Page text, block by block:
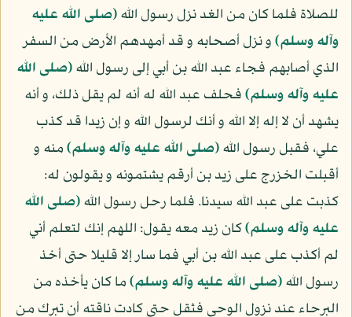
للصلاة فلما كان من الغد نزل رسول الله(صلى الله عليه
وآله وسلم)و نزل أصحابه و قد أمهدهم الأرض من السفر
الذي أصابهم فجاء عبد الله بن أبي إلى رسول الله(صلى الله
عليه وآله وسلم)فحلف عبد الله له أنه لم يقل ذلك، و أنه
يشهد أن لا إله إلا الله و أنك لرسول الله و إن زيدا قد كذب
علي، فقبل رسول الله(صلى الله عليه وآله وسلم)منه و
أقبلت الخزرج على زيد بن أرقم يشتمونه و يقولون له:
كذبت على عبد الله سيدنا. فلما رحل رسول الله(صلى الله
عليه وآله وسلم)كان زيد معه يقول: اللهم إنك لتعلم أني
لم أكذب على عبد الله بن أبي فما سار إلا قليلا حتى أخذ
رسول الله(صلى الله عليه وآله وسلم)ما كان يأخذه من
البرحاء عند نزول الوحي فثقل حتى كادت ناقته أن تبرك من